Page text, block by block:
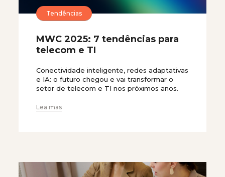
Tendências
MWC 2025: 7 tendências para
telecom e TI
Conectividade inteligente, redes adaptativas
e IA: o futuro chegou e vai transformar o
setor de telecom e TI nos próximos anos.
Lea mas